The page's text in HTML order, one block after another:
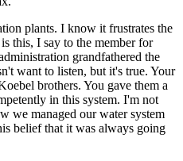
plants. I know it frustrates the
this, I say to the member for
grandfathered the
want to listen, but it's true. Your
brothers. You gave them a
in this system. I'm not
we managed our water system
belief that it was always going